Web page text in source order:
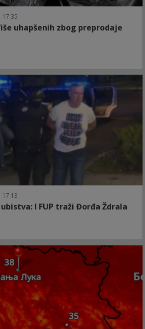
17:35
uhapšenih zbog preprodaje
17:13
I FUP traži Đorđa Ždrala